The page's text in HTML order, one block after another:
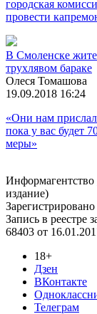
городская
провести
В Смоленске
трухлявом бараке
Олеся Томашова
19.09.2018 16:24
«Они нам
пока у вас будет
меры»
Информагентство
издание)
Запись в
68403 от
18+
Дзен
ВКонтакте
Телеграм